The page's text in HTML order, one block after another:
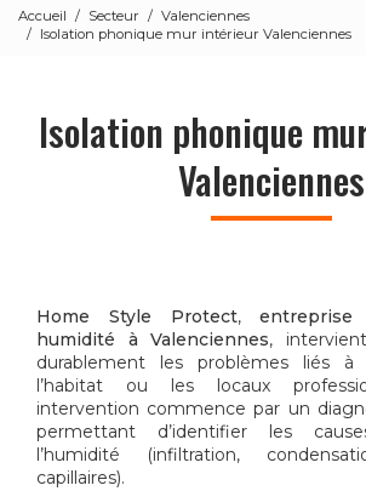
Accueil Secteur
Valenciennes
Isolation phonique mur intérieur Valenciennes
Isolation phonique
Valenciennes
Home Style Protect,
humidité à Valenciennes,
durablement les problèmes liés à
l’habitat ou les locaux
intervention commence par un
permettant d’identifier les
l’humidité (infiltration,
capillaires).